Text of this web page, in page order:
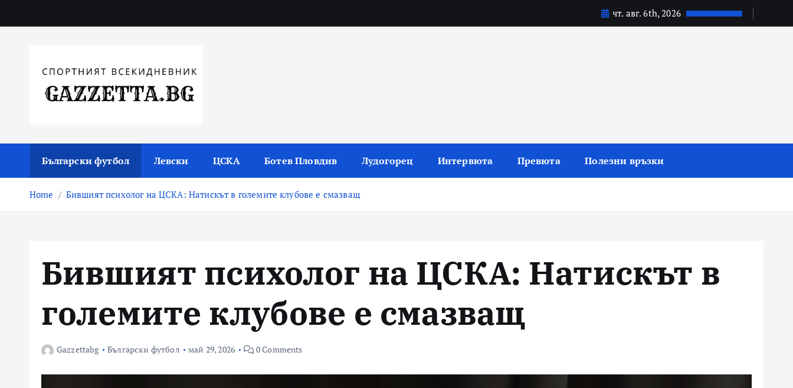
чт. авг. 6th, 2026
Български футбол
Левски ЦСКА Ботев Пловдив Лудогорец Интервюта Превюта Полезни връзки
Home Бившият психолог на ЦСКА: Натискът в големите клубове е смазващ
Бившият психолог на ЦСКА: Натискът в
големите клубове е смазващ
Gazzettabg Български футбол май 29, 2026 0 Comments